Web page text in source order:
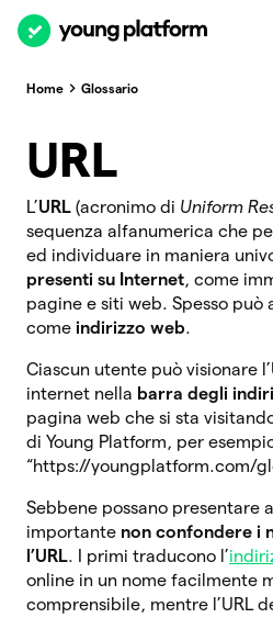
Home Glossario
URL
L’URL (acronimo di Uniform
sequenza alfanumerica che
ed individuare in maniera
presenti su Internet, come
pagine e siti web. Spesso può
come indirizzo web.
Ciascun utente può visionare
internet nella barra degli
pagina web che si sta
di Young Platform, per
“https://youngplatform.com/
Sebbene possano presentare
importante non confondere i
l’URL. I primi traducono l’
online in un nome facilmente
comprensibile, mentre l’URL